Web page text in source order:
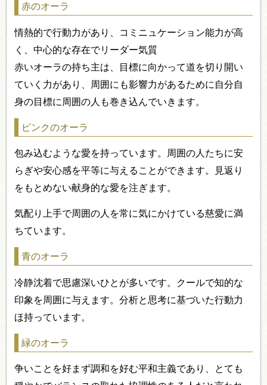
赤のオーラ
情熱的で行動力があり、コミニュケーション能力が高
く、中心的な存在でリーダー気質
赤いオーラの持ち主は、目標に向かって道を切り開い
ていく力があり、周囲にも影響力があるために自分自
身の目標に周囲の人も巻き込んでいきます。
ピンクのオーラ
包み込むような愛を持っています。周囲の人たちに安
らぎや安心感を平等に与えることができます。見返り
をもとめない献身的な愛を注ぎます。
気配り上手で周囲の人を常に気にかけている慈愛に満
ちています。
青のオーラ
冷静沈着で思慮深いひとが多いです。クールで知的な
印象を周囲に与えます。分析と思考に基づいた行動力
ほ持っています。
緑のオーラ
争いことを好まず調和を好む平和主義であり、とても